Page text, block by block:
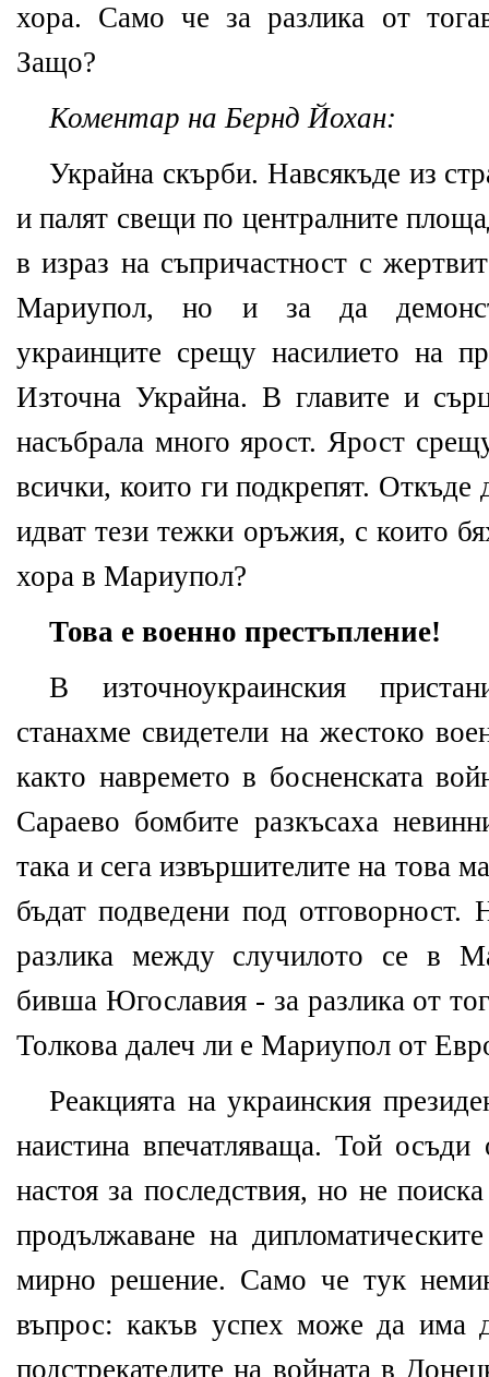
хора. Само че за разлика от
Защо?
Коментар на Бернд Йохан:
Украйна скърби. Навсякъде из
и палят свещи по централните
в израз на съпричастност с
Мариупол, но и за да
украинците срещу насилието на
Източна Украйна. В главите и
насъбрала много ярост. Ярост
всички, които ги подкрепят. Откъде
идват тези тежки оръжия, с които
хора в Мариупол?
Това е военно престъпление!
В източноукраинския
станахме свидетели на жестоко
както навремето в босненската
Сараево бомбите разкъсаха
така и сега извършителите на това
бъдат подведени под
разлика между случилото се в
бивша Югославия - за разлика от
Толкова далеч ли е Мариупол от
Реакцията на украинския
наистина впечатляваща. Той осъди
настоя за последствия, но не
продължаване на
мирно решение. Само че тук
въпрос: какъв успех може да има
подстрекателите на войната в